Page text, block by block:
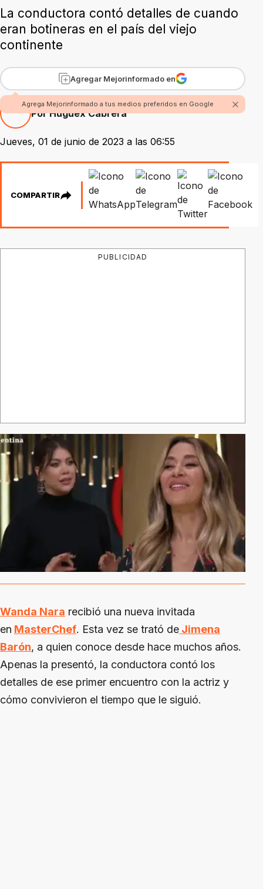
La conductora contó detalles de cuando
eran botineras en el país del viejo
continente
Agregar Mejorinformado en
Agrega Mejorinformado a tus medios preferidos en Google
Por Huguex Cabrera
Jueves, 01 de junio de 2023 a las 06:55
COMPARTIR
PUBLICIDAD
Wanda Nara recibió una nueva invitada
en MasterChef. Esta vez se trató de Jimena
Barón, a quien conoce desde hace muchos años.
Apenas la presentó, la conductora contó los
detalles de ese primer encuentro con la actriz y
cómo convivieron el tiempo que le siguió.